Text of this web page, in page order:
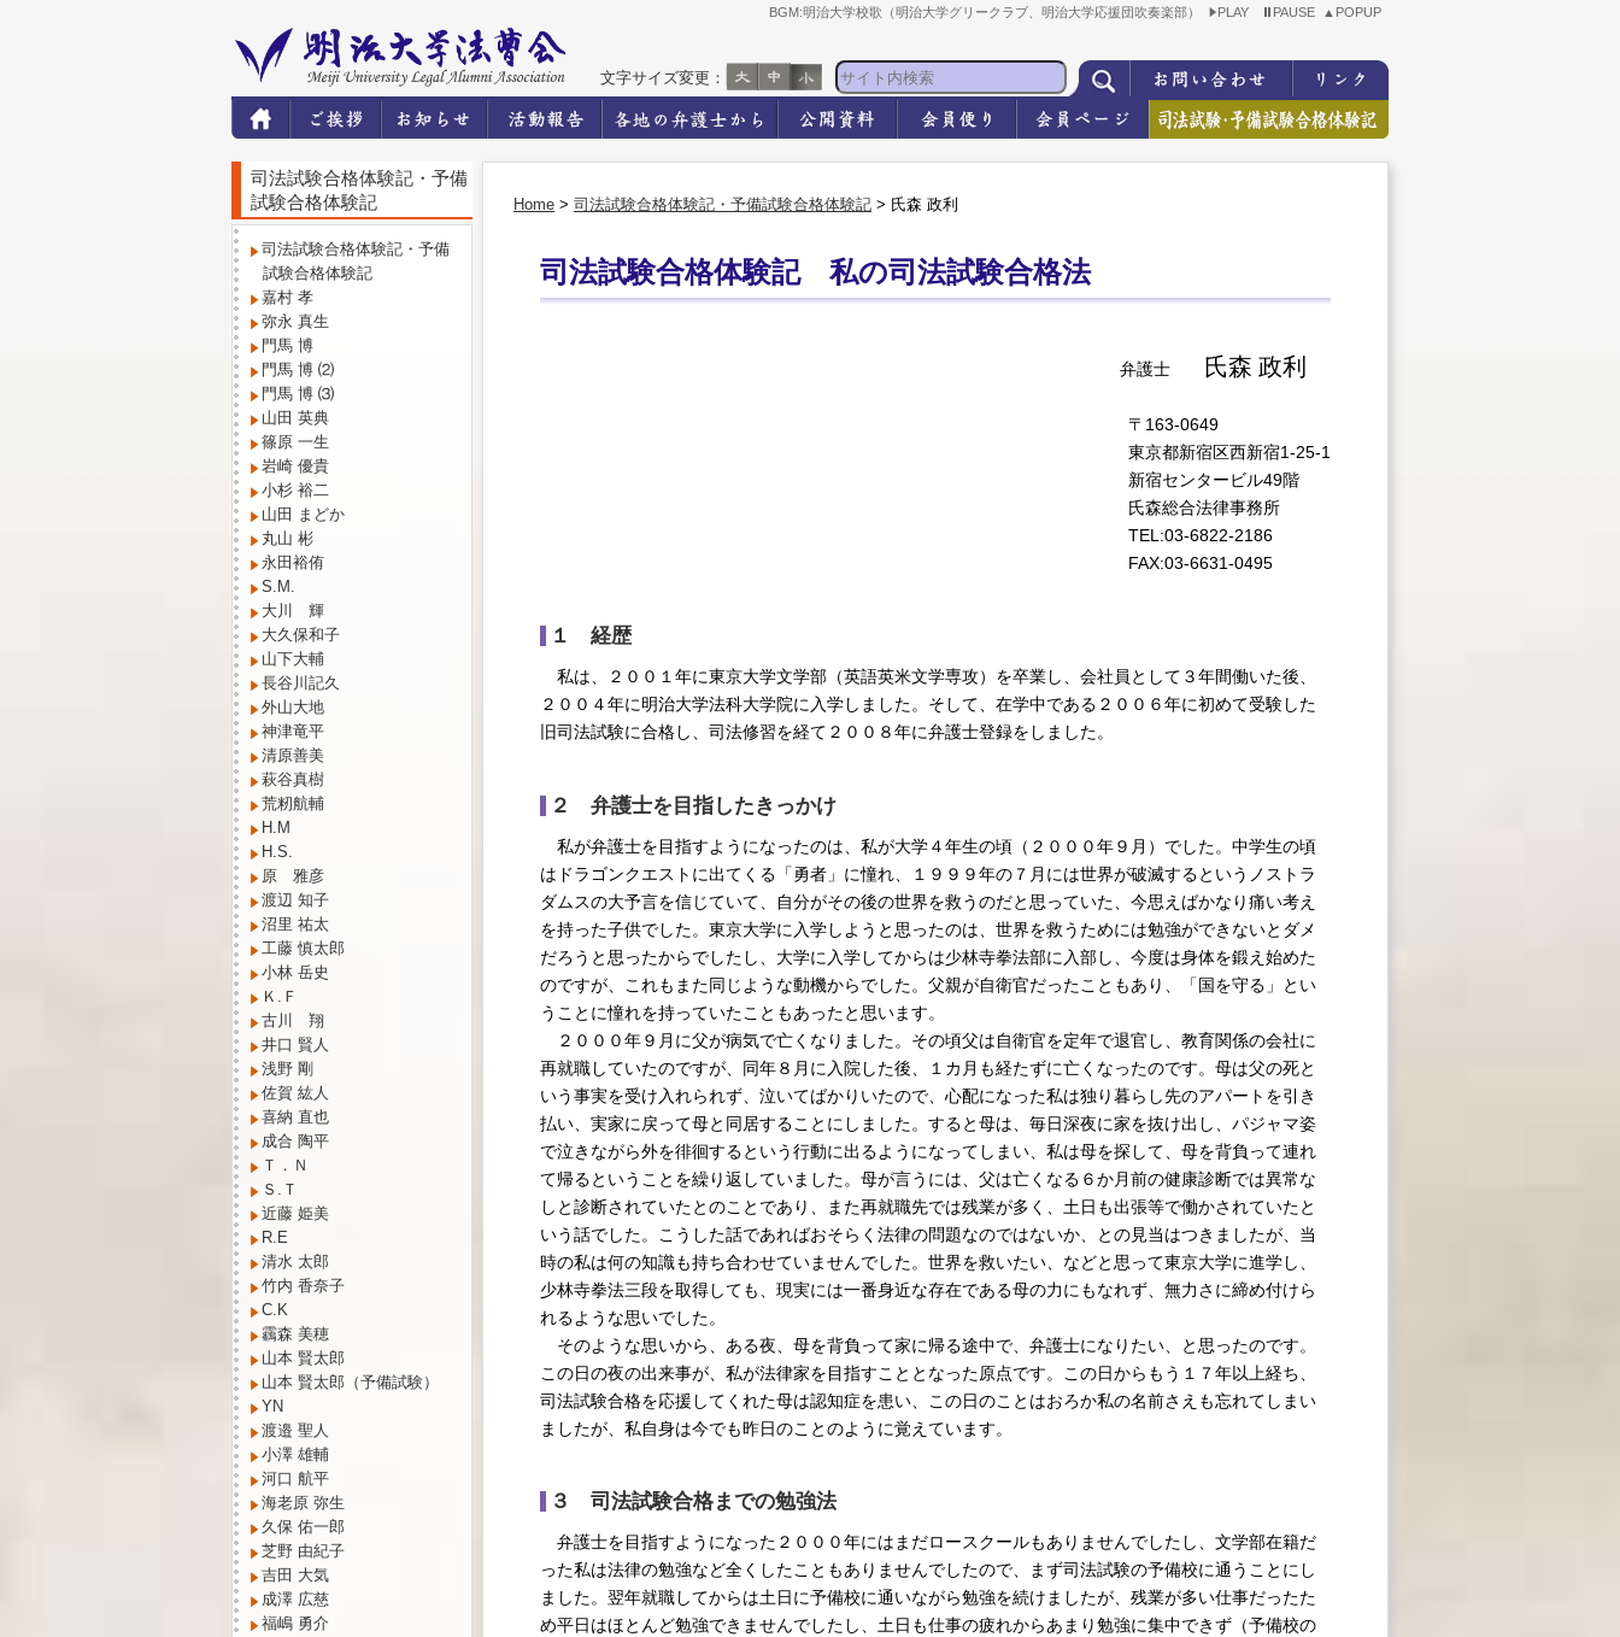
文字サイズ変更：
BGM:明治大学校歌（明治大学グリークラブ、明治大学応援団吹奏楽部） PLAY PAUSE ▲POPUP
Home > 司法試験合格体験記・予備試験合格体験記 > 氏森 政利
司法試験合格体験記 私の司法試験合格法
弁護士 氏森 政利
〒163-0649
東京都新宿区西新宿1-25-1
新宿センタービル49階
氏森総合法律事務所
TEL:03-6822-2186
FAX:03-6631-0495
１ 経歴
私は、２００１年に東京大学文学部（英語英米文学専攻）を卒業し、会社員として３年間働いた後、
２００４年に明治大学法科大学院に入学しました。そして、在学中である２００６年に初めて受験した
旧司法試験に合格し、司法修習を経て２００８年に弁護士登録をしました。
２ 弁護士を目指したきっかけ
私が弁護士を目指すようになったのは、私が大学４年生の頃（２０００年９月）でした。中学生の頃
はドラゴンクエストに出てくる「勇者」に憧れ、１９９９年の７月には世界が破滅するというノストラ
ダムスの大予言を信じていて、自分がその後の世界を救うのだと思っていた、今思えばかなり痛い考え
を持った子供でした。東京大学に入学しようと思ったのは、世界を救うためには勉強ができないとダメ
だろうと思ったからでしたし、大学に入学してからは少林寺拳法部に入部し、今度は身体を鍛え始めた
のですが、これもまた同じような動機からでした。父親が自衛官だったこともあり、「国を守る」とい
うことに憧れを持っていたこともあったと思います。
２０００年９月に父が病気で亡くなりました。その頃父は自衛官を定年で退官し、教育関係の会社に
再就職していたのですが、同年８月に入院した後、１カ月も経たずに亡くなったのです。母は父の死と
いう事実を受け入れられず、泣いてばかりいたので、心配になった私は独り暮らし先のアパートを引き
払い、実家に戻って母と同居することにしました。すると母は、毎日深夜に家を抜け出し、パジャマ姿
で泣きながら外を徘徊するという行動に出るようになってしまい、私は母を探して、母を背負って連れ
て帰るということを繰り返していました。母が言うには、父は亡くなる６か月前の健康診断では異常な
しと診断されていたとのことであり、また再就職先では残業が多く、土日も出張等で働かされていたと
いう話でした。こうした話であればおそらく法律の問題なのではないか、との見当はつきましたが、当
時の私は何の知識も持ち合わせていませんでした。世界を救いたい、などと思って東京大学に進学し、
少林寺拳法三段を取得しても、現実には一番身近な存在である母の力にもなれず、無力さに締め付けら
れるような思いでした。
そのような思いから、ある夜、母を背負って家に帰る途中で、弁護士になりたい、と思ったのです。
この日の夜の出来事が、私が法律家を目指すこととなった原点です。この日からもう１７年以上経ち、
司法試験合格を応援してくれた母は認知症を患い、この日のことはおろか私の名前さえも忘れてしまい
ましたが、私自身は今でも昨日のことのように覚えています。
３ 司法試験合格までの勉強法
弁護士を目指すようになった２０００年にはまだロースクールもありませんでしたし、文学部在籍だ
った私は法律の勉強など全くしたこともありませんでしたので、まず司法試験の予備校に通うことにし
ました。翌年就職してからは土日に予備校に通いながら勉強を続けましたが、残業が多い仕事だったた
め平日はほとんど勉強できませんでしたし、土日も仕事の疲れからあまり勉強に集中できず（予備校の
司法試験合格体験記・予備
試験合格体験記
司法試験合格体験記・予備
試験合格体験記
嘉村 孝
弥永 真生
門馬 博
門馬 博 ⑵
門馬 博 ⑶
山田 英典
篠原 一生
岩崎 優貴
小杉 裕二
山田 まどか
丸山 彬
永田裕侑
S.M.
大川 輝
大久保和子
山下大輔
長谷川記久
外山大地
神津竜平
清原善美
萩谷真樹
荒籾航輔
H.M
H.S.
原 雅彦
渡辺 知子
沼里 祐太
工藤 慎太郎
小林 岳史
Ｋ.Ｆ
古川 翔
井口 賢人
浅野 剛
佐賀 紘人
喜納 直也
成合 陶平
Ｔ．Ｎ
Ｓ.Ｔ
近藤 姫美
R.E
清水 太郎
竹内 香奈子
C.K
靏森 美穂
山本 賢太郎
山本 賢太郎（予備試験）
YN
渡邉 聖人
小澤 雄輔
河口 航平
海老原 弥生
久保 佑一郎
芝野 由紀子
吉田 大気
成澤 広慈
福嶋 勇介